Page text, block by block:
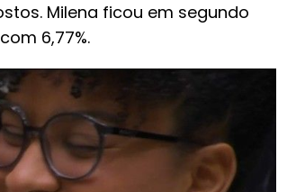
Milena ficou em segundo
6,77%.